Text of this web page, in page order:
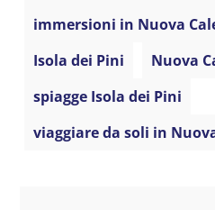
immersioni in Nuova
Isola dei Pini
Nuova
spiagge Isola dei Pini
viaggiare da soli in